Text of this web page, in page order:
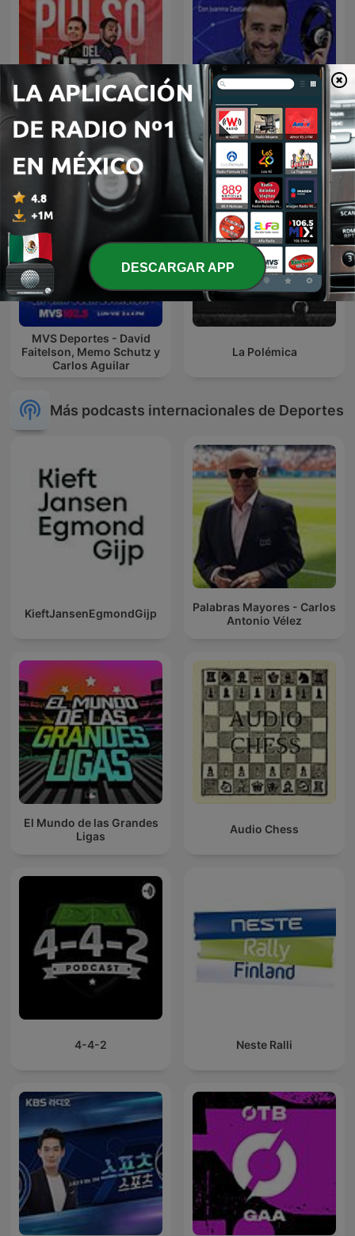
El Pulso del Fútbol El Partidazo de COPE
MVS Deportes - David
Faitelson, Memo Schutz y
Carlos Aguilar
La Polémica
Más podcasts internacionales de Deportes
KieftJansenEgmondGijp
Palabras Mayores - Carlos
Antonio Vélez
El Mundo de las Grandes
Ligas
Audio Chess
4-4-2 Neste Ralli
DESCARGAR APP